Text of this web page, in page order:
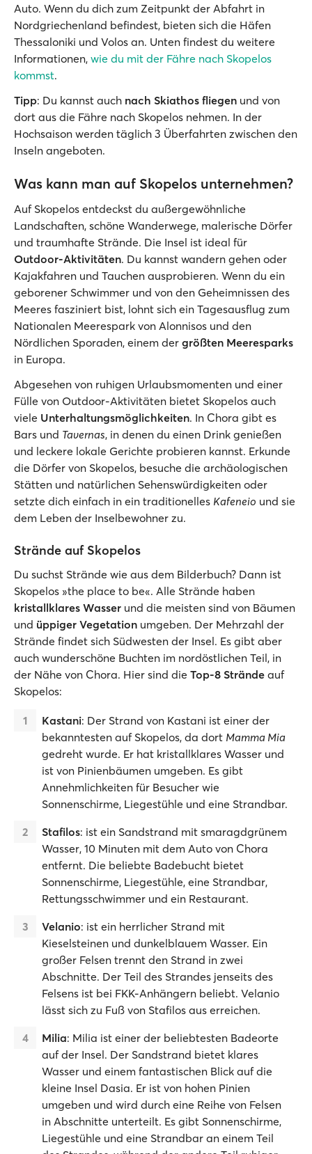
Auto. Wenn du dich zum Zeitpunkt der Abfahrt in
Nordgriechenland befindest, bieten sich die Häfen
Thessaloniki und Volos an. Unten findest du weitere
Informationen, wie du mit der Fähre nach Skopelos
kommst.
Tipp: Du kannst auch nach Skiathos fliegen und von
dort aus die Fähre nach Skopelos nehmen. In der
Hochsaison werden täglich 3 Überfahrten zwischen den
Inseln angeboten.
Was kann man auf Skopelos unternehmen?
Auf Skopelos entdeckst du außergewöhnliche
Landschaften, schöne Wanderwege, malerische Dörfer
und traumhafte Strände. Die Insel ist ideal für
Outdoor-Aktivitäten. Du kannst wandern gehen oder
Kajakfahren und Tauchen ausprobieren. Wenn du ein
geborener Schwimmer und von den Geheimnissen des
Meeres fasziniert bist, lohnt sich ein Tagesausflug zum
Nationalen Meerespark von Alonnisos und den
Nördlichen Sporaden, einem der größten Meeresparks
in Europa.
Abgesehen von ruhigen Urlaubsmomenten und einer
Fülle von Outdoor-Aktivitäten bietet Skopelos auch
viele Unterhaltungsmöglichkeiten. In Chora gibt es
Bars und Tavernas, in denen du einen Drink genießen
und leckere lokale Gerichte probieren kannst. Erkunde
die Dörfer von Skopelos, besuche die archäologischen
Stätten und natürlichen Sehenswürdigkeiten oder
setzte dich einfach in ein traditionelles Kafeneio und sie
dem Leben der Inselbewohner zu.
Strände auf Skopelos
Du suchst Strände wie aus dem Bilderbuch? Dann ist
Skopelos »the place to be«. Alle Strände haben
kristallklares Wasser und die meisten sind von Bäumen
und üppiger Vegetation umgeben. Der Mehrzahl der
Strände findet sich Südwesten der Insel. Es gibt aber
auch wunderschöne Buchten im nordöstlichen Teil, in
der Nähe von Chora. Hier sind die Top-8 Strände auf
Skopelos:
Kastani: Der Strand von Kastani ist einer der
bekanntesten auf Skopelos, da dort Mamma Mia
gedreht wurde. Er hat kristallklares Wasser und
ist von Pinienbäumen umgeben. Es gibt
Annehmlichkeiten für Besucher wie
Sonnenschirme, Liegestühle und eine Strandbar.
Stafilos: ist ein Sandstrand mit smaragdgrünem
Wasser, 10 Minuten mit dem Auto von Chora
entfernt. Die beliebte Badebucht bietet
Sonnenschirme, Liegestühle, eine Strandbar,
Rettungsschwimmer und ein Restaurant.
Velanio: ist ein herrlicher Strand mit
Kieselsteinen und dunkelblauem Wasser. Ein
großer Felsen trennt den Strand in zwei
Abschnitte. Der Teil des Strandes jenseits des
Felsens ist bei FKK-Anhängern beliebt. Velanio
lässt sich zu Fuß von Stafilos aus erreichen.
Milia: Milia ist einer der beliebtesten Badeorte
auf der Insel. Der Sandstrand bietet klares
Wasser und einem fantastischen Blick auf die
kleine Insel Dasia. Er ist von hohen Pinien
umgeben und wird durch eine Reihe von Felsen
in Abschnitte unterteilt. Es gibt Sonnenschirme,
Liegestühle und eine Strandbar an einem Teil